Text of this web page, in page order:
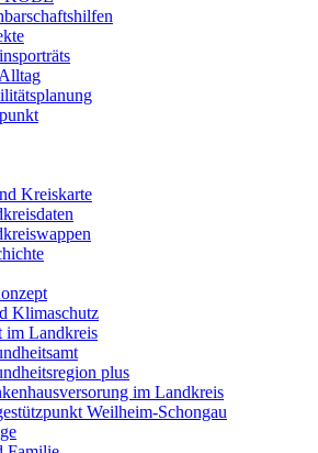
Kreiskarte
Klimaschutz
im Landkreis
plus
im Landkreis
Weilheim-Schongau